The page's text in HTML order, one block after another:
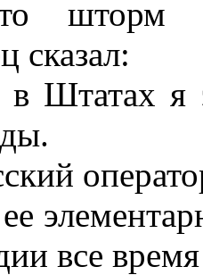
шторм
сказал:
Штатах я
все